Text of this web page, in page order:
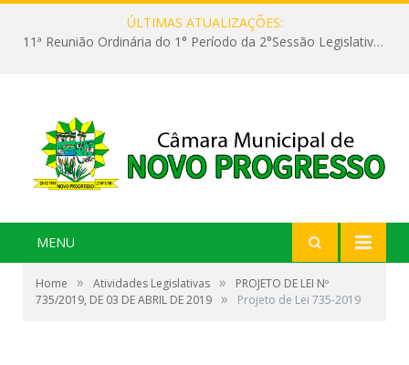
ÚLTIMAS ATUALIZAÇÕES:
11ª Reunião Ordinária do 1° Período da 2°Sessão Legislativa da 9ª Legislatura do Poder Legislativo
MENU
Home » Atividades Legislativas »
PROJETO DE LEI Nº
735/2019, DE 03 DE ABRIL DE 2019 » Projeto de Lei 735-2019